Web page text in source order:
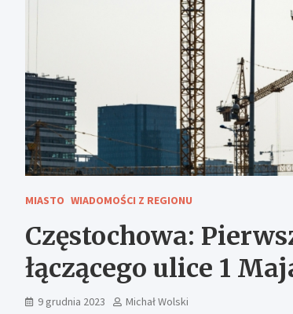
MIASTO WIADOMOŚCI Z REGIONU
Częstochowa:
łączącego ulice 1
9 grudnia 2023 Michał Wolski